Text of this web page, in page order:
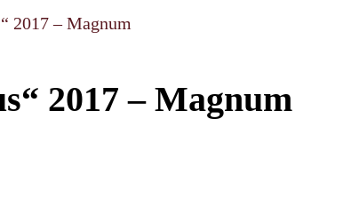
2017 – Magnum
2017 – Magnum